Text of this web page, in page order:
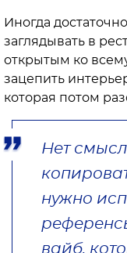
Иногда
заглядывать в
открытым ко
зацепить
которая потом
Нет
нужно
вайб,